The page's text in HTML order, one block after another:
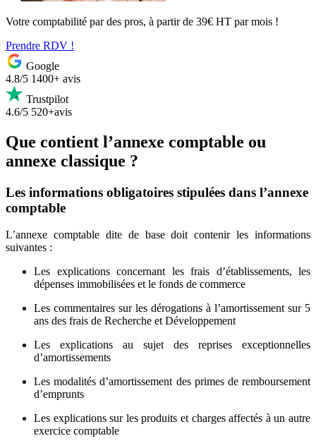
Votre comptabilité par des pros, à partir de 39€ HT par mois !
Prendre RDV !
Google
4.8/5 1400+ avis
Trustpilot
4.6/5 520+avis
Que contient l’annexe comptable ou
annexe classique ?
Les informations obligatoires stipulées dans l’annexe
comptable
L’annexe comptable dite de base doit contenir les informations
suivantes :
Les explications concernant les frais d’établissements, les
dépenses immobilisées et le fonds de commerce
Les commentaires sur les dérogations à l’amortissement sur 5
ans des frais de Recherche et Développement
Les explications au sujet des reprises exceptionnelles
d’amortissements
Les modalités d’amortissement des primes de remboursement
d’emprunts
Les explications sur les produits et charges affectés à un autre
exercice comptable